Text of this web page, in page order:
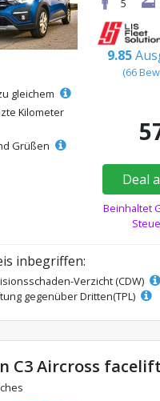
5
9.85
(66
gleichem
Kilometer
Grüßen
Deal
Beinhaltet
inbegriffen:
Verzicht (CDW)
gegenüber Dritten(TPL)
C3 Aircross facelift